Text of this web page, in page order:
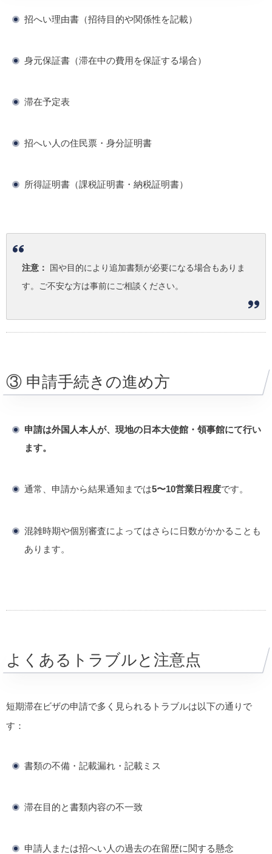
招へい理由書（招待目的や関係性を記載）
身元保証書（滞在中の費用を保証する場合）
滞在予定表
招へい人の住民票・身分証明書
所得証明書（課税証明書・納税証明書）
注意：
国や目的により追加書類が必要になる場合もありま
す。ご不安な方は事前にご相談ください。
③ 申請手続きの進め方
申請は外国人本人が、現地の日本大使館・領事館にて行い
ます。
通常、申請から結果通知までは5〜10営業日程度です。
混雑時期や個別審査によってはさらに日数がかかることも
あります。
よくあるトラブルと注意点
短期滞在ビザの申請で多く見られるトラブルは以下の通りで
す：
書類の不備・記載漏れ・記載ミス
滞在目的と書類内容の不一致
申請人または招へい人の過去の在留歴に関する懸念